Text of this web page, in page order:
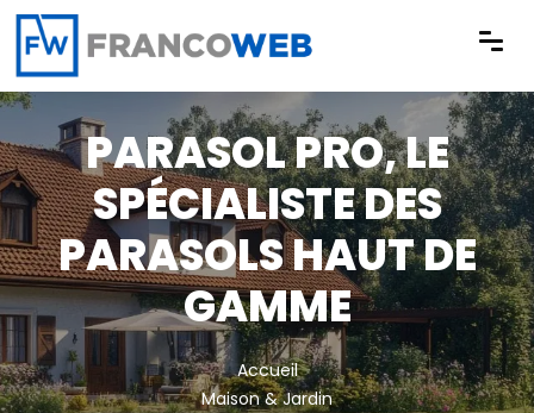
Panneau de gestion des cookies
PARASOL PRO, LE
SPÉCIALISTE DES
PARASOLS HAUT DE
GAMME
Accueil
Maison & Jardin